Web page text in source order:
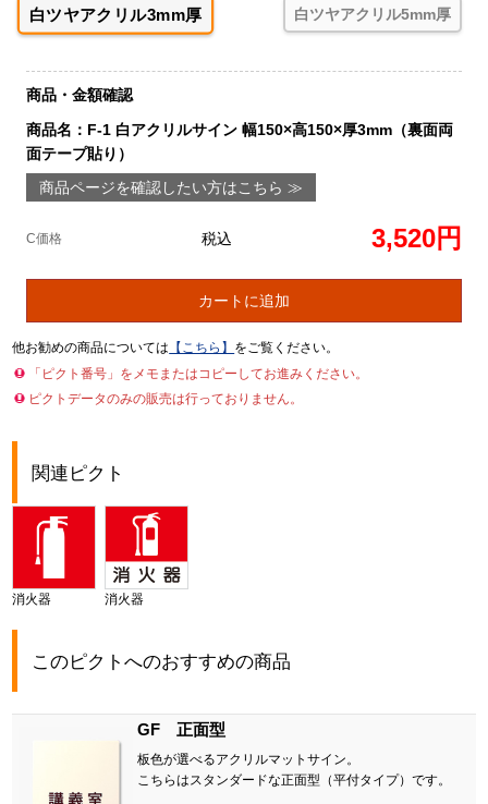
白ツヤアクリル3mm厚 白ツヤアクリル5mm厚
商品・金額確認
商品名：F-1 白アクリルサイン 幅150×高150×厚3mm（裏面両
面テープ貼り）
商品ページを確認したい方はこちら ≫
C価格 税込 3,520円
カートに追加
他お勧めの商品については 【こちら】 をご覧ください。
「ピクト番号」をメモまたはコピーしてお進みください。
ピクトデータのみの販売は行っておりません。
関連ピクト
消火器 消火器
このピクトへのおすすめの商品
GF 正面型
板色が選べるアクリルマットサイン。
こちらはスタンダードな正面型（平付タイプ）です。